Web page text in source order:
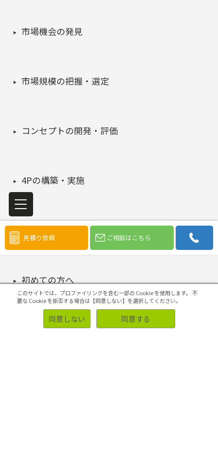
見積り依頼 ご相談はこちら
市場機会の発見
市場規模の把握・選定
コンセプトの開発・評価
4Pの構築・実施
マーケティング課題の検証・改善
初めての方へ
このサイトでは、プロファイリングを含む一部の Cookie を使用します。 不
要な Cookie を拒否する場合は【同意しない】を選択してください。
同意しない 同意する